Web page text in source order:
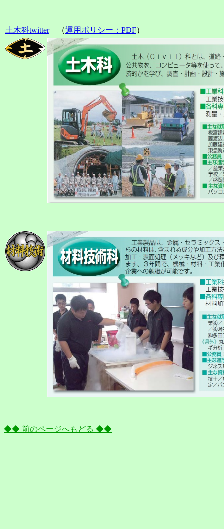
土木科twitter（運用ポリシー： PDF）
◆◆ 前のページへもどる ◆◆